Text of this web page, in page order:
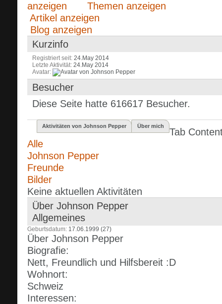
Themen anzeigen
Artikel anzeigen
Blog anzeigen
Kurzinfo
Registriert seit 24.May 2014
Letzte Aktivität 24.May 2014
Avatar
Besucher
Diese Seite hatte 616617 Besucher.
Aktivitäten von Johnson Pepper Über mich
Tab
Alle
Johnson Pepper
Freunde
Bilder
Keine aktuellen Aktivitäten
Über Johnson Pepper
Allgemeines
Geburtsdatum 17.06.1999 (27)
Über Johnson Pepper
Biografie:
Nett, Freundlich und Hilfsbereit :D
Wohnort:
Schweiz
Interessen: